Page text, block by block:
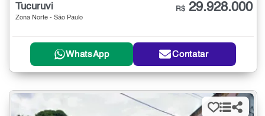
Tucuruvi
Zona Norte - São Paulo
R$ 29.928.000
WhatsApp Contatar